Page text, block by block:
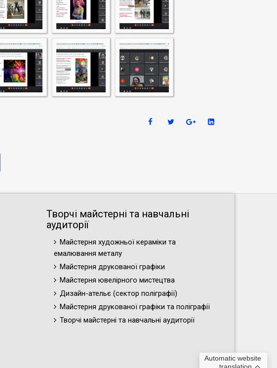
Automatic website
translation
Творчі майстерні та навчальні
аудиторії
Майстерня художньої кераміки та
емалювання металу
Майстерня друкованої графіки
Майстерня ювелірного мистецтва
Дизайн-ательє (cектор поліграфії)
Майстерня друкованої графіки та поліграфії
Творчі майстерні та навчальні аудиторії